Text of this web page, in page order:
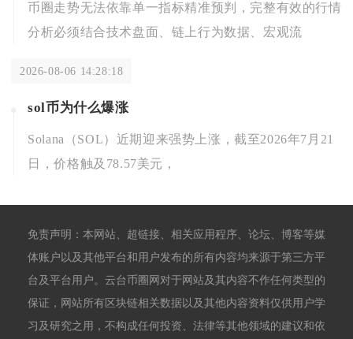
币圈走势无法依靠单一指标精准预判，完整有效的行情
分析必须结合技术盘面、链上行为数据、宏观流
2026-08-06 14:28:18
sol币为什么爆涨
Solana（SOL）近期迎来强势上涨，截至2026年7月21
日，价格触及78.57美元，
免责声明：本网站、超链接、相关应用程序、论坛、博客等媒
体账户以及其他平台和用户发布的所有内容均来源于第三方平
台及平台用户。云台币圈网对于网站及其内容不作任何类型的
保证，网站所有区块链相关数据以及其他内容资料仅供用户学
习及研究之用，不构成任何投资、法律等其他领域的建议和依